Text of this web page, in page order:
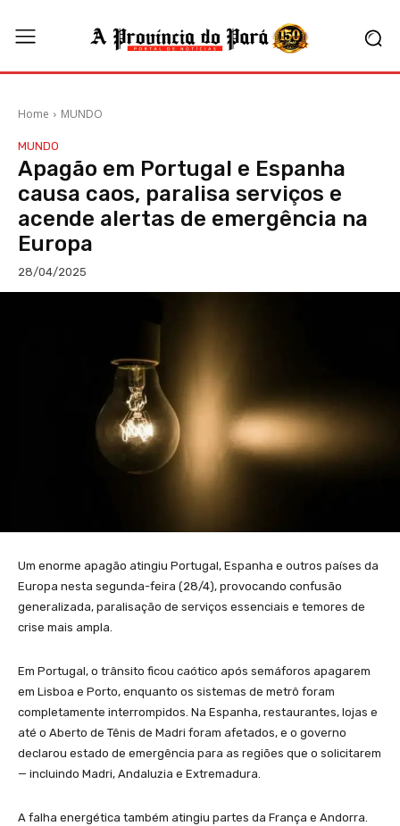
Home MUNDO
MUNDO
Apagão em Portugal e Espanha
causa caos, paralisa serviços e
acende alertas de emergência na
Europa
28/04/2025
Um enorme apagão atingiu Portugal, Espanha e outros países da
Europa nesta segunda-feira (28/4), provocando confusão
generalizada, paralisação de serviços essenciais e temores de
crise mais ampla.
Em Portugal, o trânsito ficou caótico após semáforos apagarem
em Lisboa e Porto, enquanto os sistemas de metrô foram
completamente interrompidos. Na Espanha, restaurantes, lojas e
até o Aberto de Tênis de Madri foram afetados, e o governo
declarou estado de emergência para as regiões que o solicitarem
— incluindo Madri, Andaluzia e Extremadura.
A falha energética também atingiu partes da França e Andorra.